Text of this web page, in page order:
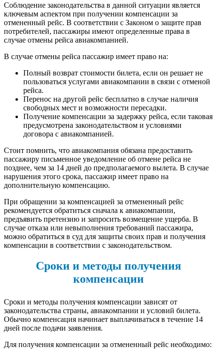
Соблюдение законодательства в данной ситуации является
ключевым аспектом при получении компенсации за
отмененный рейс. В соответствии с Законом о защите прав
потребителей, пассажиры имеют определенные права в
случае отмены рейса авиакомпанией.
В случае отмены рейса пассажир имеет право на:
Полный возврат стоимости билета, если он решает не
пользоваться услугами авиакомпании в связи с отменой
рейса.
Перенос на другой рейс бесплатно в случае наличия
свободных мест и возможности пересадки.
Получение компенсации за задержку рейса, если таковая
предусмотрена законодательством и условиями
договора с авиакомпанией.
Стоит помнить, что авиакомпания обязана предоставить
пассажиру письменное уведомление об отмене рейса не
позднее, чем за 14 дней до предполагаемого вылета. В случае
нарушения этого срока, пассажир имеет право на
дополнительную компенсацию.
При обращении за компенсацией за отмененный рейс
рекомендуется обратиться сначала к авиакомпании,
предъявить претензию и запросить возмещение ущерба. В
случае отказа или невыполнения требований пассажира,
можно обратиться в суд для защиты своих прав и получения
компенсации в соответствии с законодательством.
Сроки и методы получения
компенсации
Сроки и методы получения компенсации зависят от
законодательства страны, авиакомпании и условий билета.
Обычно компенсация начинает выплачиваться в течение 14
дней после подачи заявления.
Для получения компенсации за отмененный рейс необходимо: